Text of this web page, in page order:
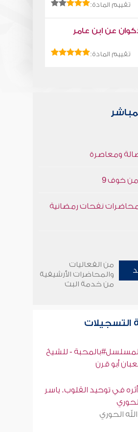
تقييم المادة:
عن ابن عامر
تقييم المادة:
ومعاصرة
خوف 9
نفحات رمضانية
من الفعاليات
والمحاضرات الأرشيفية
من خدمة البث
التسجيلات
- للشيخ
أبو قرن
في توحيد القلوب. ياسر
الحوري